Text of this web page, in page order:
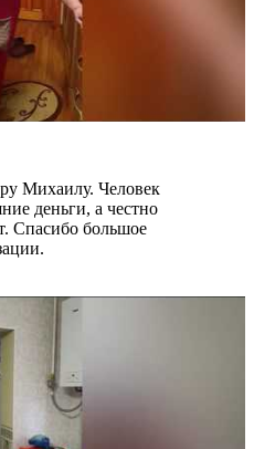
Михаилу. Человек
деньги, а честно
Спасибо большое